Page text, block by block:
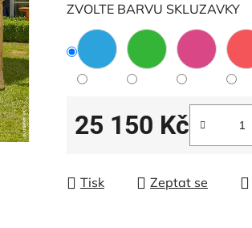
hvězdiček.
ZVOLTE BARVU SKLUZAVKY
25 150 Kč
Tisk Zeptat se